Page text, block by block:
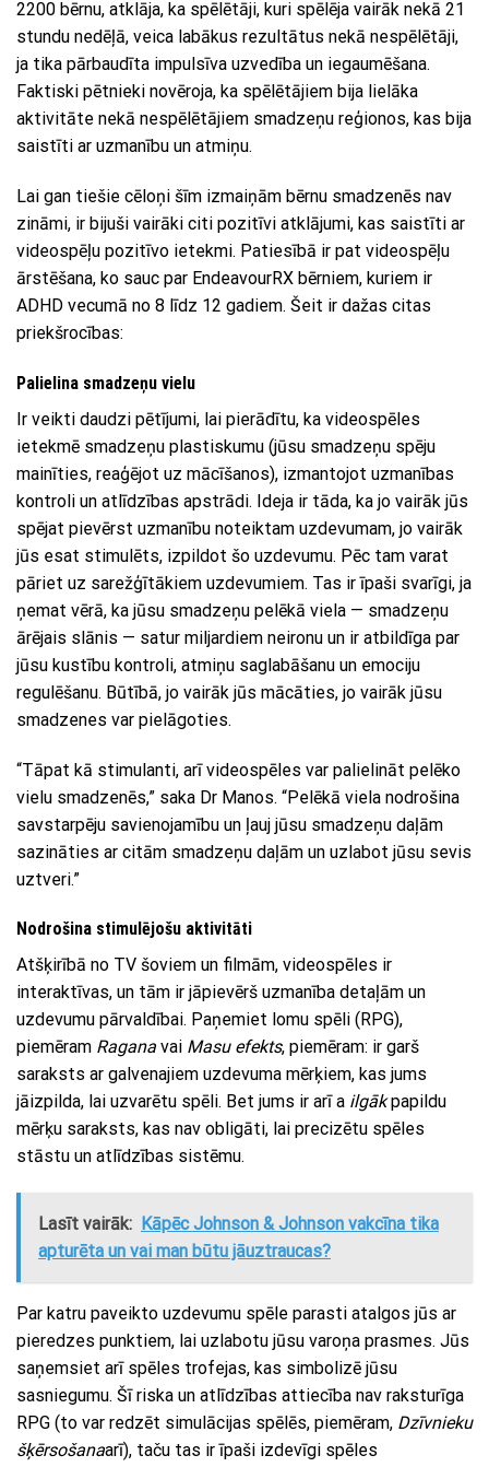
2200 bērnu, atklāja, ka spēlētāji, kuri spēlēja vairāk nekā 21
stundu nedēļā, veica labākus rezultātus nekā nespēlētāji,
ja tika pārbaudīta impulsīva uzvedība un iegaumēšana.
Faktiski pētnieki novēroja, ka spēlētājiem bija lielāka
aktivitāte nekā nespēlētājiem smadzeņu reģionos, kas bija
saistīti ar uzmanību un atmiņu.
Lai gan tiešie cēloņi šīm izmaiņām bērnu smadzenēs nav
zināmi, ir bijuši vairāki citi pozitīvi atklājumi, kas saistīti ar
videospēļu pozitīvo ietekmi. Patiesībā ir pat videospēļu
ārstēšana, ko sauc par EndeavourRX bērniem, kuriem ir
ADHD vecumā no 8 līdz 12 gadiem. Šeit ir dažas citas
priekšrocības:
Palielina smadzeņu vielu
Ir veikti daudzi pētījumi, lai pierādītu, ka videospēles
ietekmē smadzeņu plastiskumu (jūsu smadzeņu spēju
mainīties, reaģējot uz mācīšanos), izmantojot uzmanības
kontroli un atlīdzības apstrādi. Ideja ir tāda, ka jo vairāk jūs
spējat pievērst uzmanību noteiktam uzdevumam, jo ​​vairāk
jūs esat stimulēts, izpildot šo uzdevumu. Pēc tam varat
pāriet uz sarežģītākiem uzdevumiem. Tas ir īpaši svarīgi, ja
ņemat vērā, ka jūsu smadzeņu pelēkā viela — smadzeņu
ārējais slānis — satur miljardiem neironu un ir atbildīga par
jūsu kustību kontroli, atmiņu saglabāšanu un emociju
regulēšanu. Būtībā, jo vairāk jūs mācāties, jo vairāk jūsu
smadzenes var pielāgoties.
“Tāpat kā stimulanti, arī videospēles var palielināt pelēko
vielu smadzenēs,” saka Dr Manos. “Pelēkā viela nodrošina
savstarpēju savienojamību un ļauj jūsu smadzeņu daļām
sazināties ar citām smadzeņu daļām un uzlabot jūsu sevis
uztveri.”
Nodrošina stimulējošu aktivitāti
Atšķirībā no TV šoviem un filmām, videospēles ir
interaktīvas, un tām ir jāpievērš uzmanība detaļām un
uzdevumu pārvaldībai. Paņemiet lomu spēli (RPG),
piemēram Ragana vai Masu efekts, piemēram: ir garš
saraksts ar galvenajiem uzdevuma mērķiem, kas jums
jāizpilda, lai uzvarētu spēli. Bet jums ir arī a ilgākpapildu
mērķu saraksts, kas nav obligāti, lai precizētu spēles
stāstu un atlīdzības sistēmu.
Lasīt vairāk: Kāpēc Johnson & Johnson vakcīna tika
apturēta un vai man būtu jāuztraucas?
Par katru paveikto uzdevumu spēle parasti atalgos jūs ar
pieredzes punktiem, lai uzlabotu jūsu varoņa prasmes. Jūs
saņemsiet arī spēles trofejas, kas simbolizē jūsu
sasniegumu. Šī riska un atlīdzības attiecība nav raksturīga
RPG (to var redzēt simulācijas spēlēs, piemēram, Dzīvnieku
šķērsošanaarī), taču tas ir īpaši izdevīgi spēles